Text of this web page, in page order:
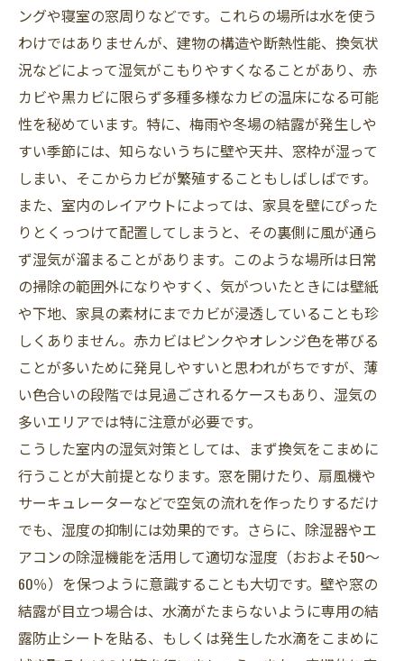
ングや寝室の窓周りなどです。これらの場所は水を使う
わけではありませんが、建物の構造や断熱性能、換気状
況などによって湿気がこもりやすくなることがあり、赤
カビや黒カビに限らず多種多様なカビの温床になる可能
性を秘めています。特に、梅雨や冬場の結露が発生しや
すい季節には、知らないうちに壁や天井、窓枠が湿って
しまい、そこからカビが繁殖することもしばしばです。
また、室内のレイアウトによっては、家具を壁にぴった
りとくっつけて配置してしまうと、その裏側に風が通ら
ず湿気が溜まることがあります。このような場所は日常
の掃除の範囲外になりやすく、気がついたときには壁紙
や下地、家具の素材にまでカビが浸透していることも珍
しくありません。赤カビはピンクやオレンジ色を帯びる
ことが多いために発見しやすいと思われがちですが、薄
い色合いの段階では見過ごされるケースもあり、湿気の
多いエリアでは特に注意が必要です。
こうした室内の湿気対策としては、まず換気をこまめに
行うことが大前提となります。窓を開けたり、扇風機や
サーキュレーターなどで空気の流れを作ったりするだけ
でも、湿度の抑制には効果的です。さらに、除湿器やエ
アコンの除湿機能を活用して適切な湿度（おおよそ50～
60％）を保つように意識することも大切です。壁や窓の
結露が目立つ場合は、水滴がたまらないように専用の結
露防止シートを貼る、もしくは発生した水滴をこまめに